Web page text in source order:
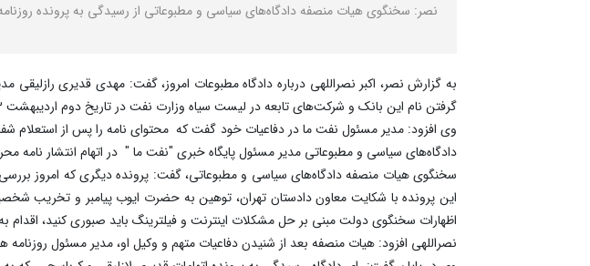
نصر: سخنگوی هیات منصفه دادگاه‌های سیاسی و مطبوعاتی از رسیدگی به پرونده
به گزارش نصر، اکبر نصراللهی درباره دادگاه مطبوعات امروز، گفت: مهدی قدیری
گرفتن نام این بانک و شرکت‌های تابعه در لیست سیاه وزارت نفت در تاریخ دوم اردیبهشت ۱۴۰۳ متهم است.
وی افزود: مدیر مسئول نفت ما در دفاعیات خود ‌گفت که محتوای نامه را پس از استعلام
دادگاه‌های سیاسی و مطبوعاتی مدیر مسئول پایگاه خبری "نفت ما " در اتهام انتشار نامه
سخنگوی هیات منصفه دادگاه‌های سیاسی و مطبوعاتی، گفت: پرونده دیگری که امروز
اظهارات سخنگوی دولت مبنی بر حل مشکلات اینترنت و فیلترینگ باید صبوری کنید، اقدام
نصراللهی افزود: هیات منصفه بعد از شنیدن دفاعیات متهم و وکیل او، مدیر مسئول روزنامه هم میهن را با اکثریت آراء (پنج رای